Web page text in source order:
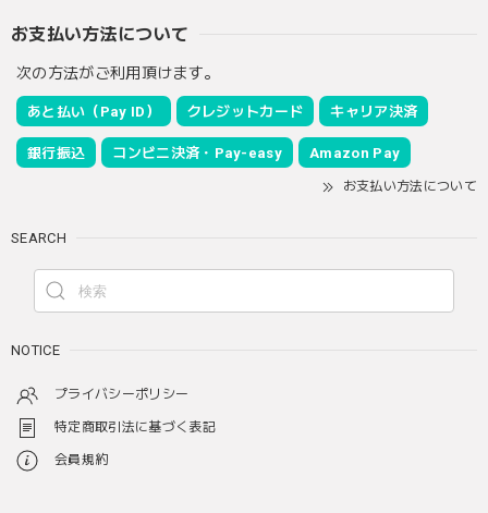
お支払い方法について
次の方法がご利用頂けます。
あと払い（Pay ID） クレジットカード キャリア決済
銀行振込 コンビニ決済・Pay-easy Amazon Pay
お支払い方法について
SEARCH
NOTICE
プライバシーポリシー
特定商取引法に基づく表記
会員規約